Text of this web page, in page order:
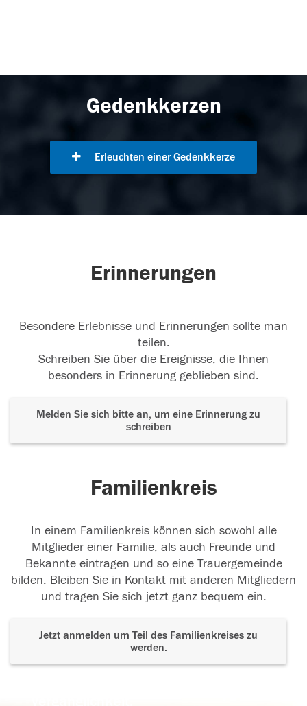
Gedenkkerzen
Erleuchten einer Gedenkkerze
Erinnerungen
Besondere Erlebnisse und Erinnerungen sollte man
teilen.
Schreiben Sie über die Ereignisse, die Ihnen
besonders in Erinnerung geblieben sind.
Melden Sie sich bitte an, um eine Erinnerung zu
schreiben
Familienkreis
In einem Familienkreis können sich sowohl alle
Mitglieder einer Familie, als auch Freunde und
Bekannte eintragen und so eine Trauergemeinde
bilden. Bleiben Sie in Kontakt mit anderen Mitgliedern
und tragen Sie sich jetzt ganz bequem ein.
Jetzt anmelden um Teil des Familienkreises zu
werden.